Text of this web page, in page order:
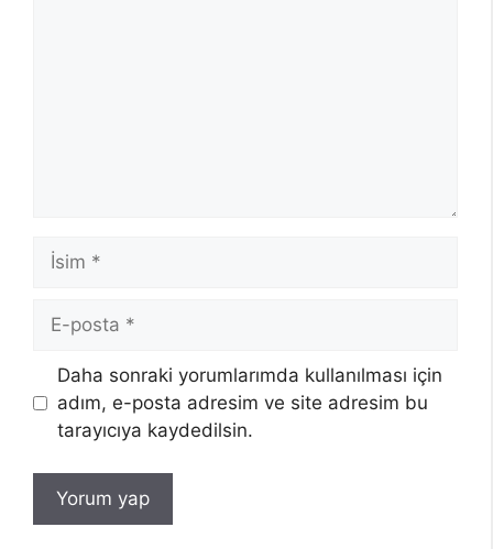
İsim
posta
Daha sonraki yorumlarımda kullanılması için
adım, e-posta adresim ve site adresim bu
tarayıcıya kaydedilsin.